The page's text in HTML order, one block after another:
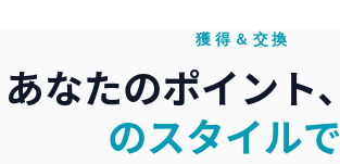
獲得＆交換
あなたのポイント、
のスタイルで